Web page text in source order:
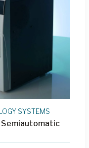
SYSTEMS
Semiautomatic